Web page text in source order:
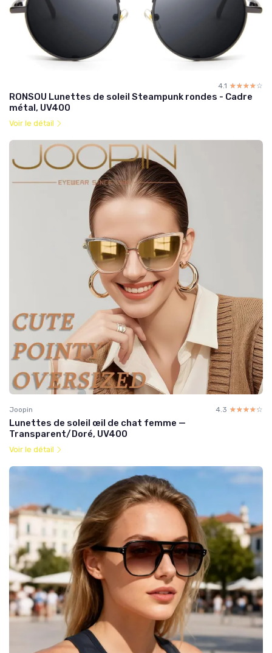
4.1 ☆☆☆☆☆
★★★★★
RONSOU Lunettes de soleil Steampunk rondes - Cadre
métal, UV400
Voir le détail
Joopin 4.3 ☆☆☆☆☆
★★★★★
Lunettes de soleil œil de chat femme —
Transparent/Doré, UV400
Voir le détail